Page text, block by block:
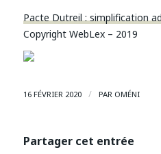
Pacte Dutreil : simplification
Copyright WebLex – 2019
16 FÉVRIER 2020 / PAR OMÉNI
Partager cet entrée